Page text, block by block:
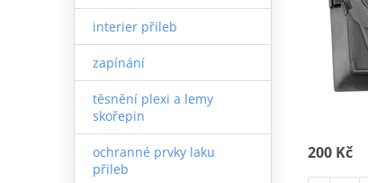
interier přileb
zapínání
těsnění plexi a lemy
skořepin
ochranné prvky laku
přileb
200 Kč